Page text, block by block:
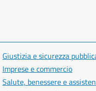
Giustizia e sicurezza
Imprese e commercio
Salute, benessere e